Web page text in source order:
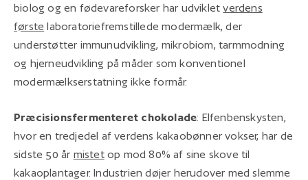
biolog og en fødevareforsker har udvikletverdens
første laboratoriefremstillede modermælk, der
understøtter immunudvikling, mikrobiom, tarmmodning
og hjerneudvikling på måder som konventionel
modermælkserstatning ikke formår.
Præcisionsfermenteret chokolade: Elfenbenskysten,
hvor en tredjedel af verdens kakaobønner vokser, har de
sidste 50 år mistetop mod 80% af sine skove til
kakaoplantager. Industrien døjer herudover med slemme